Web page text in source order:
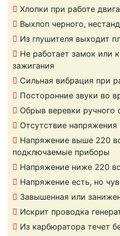
Хлопки при работе
Выхлоп черного,
Из глушителя выходит
Не работает замок или
зажигания
Сильная вибрация при
Посторонние звуки во
Обрыв веревки ручного
Отсутствие
Напряжение выше 220
подключаемые приборы
Напряжение ниже 220
Напряжение есть, но
Завышенная или
Искрит проводка
Из карбюратора течет